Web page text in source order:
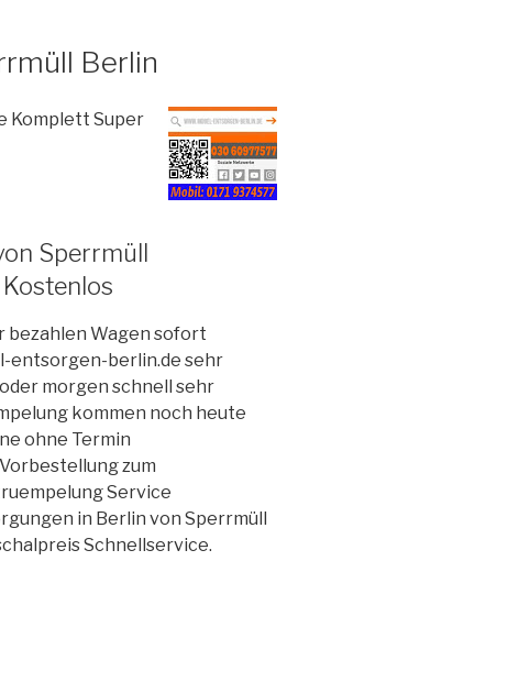
Berlin
Komplett Super
Sperrmüll
bezahlen Wagen sofort
entsorgen-berlin.de sehr
morgen schnell sehr
kommen noch heute
ohne Termin
zum
Service
in Berlin von Sperrmüll
Schnellservice.